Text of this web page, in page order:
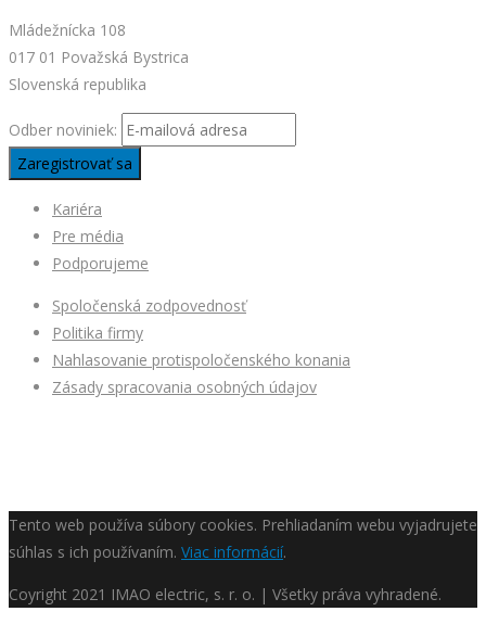
Mládežnícka 108
017 01 Považská Bystrica
Slovenská republika
Odber noviniek:
Kariéra
Pre média
Podporujeme
Spoločenská zodpovednosť
Politika firmy
Nahlasovanie protispoločenského konania
Zásady spracovania osobných údajov
Tento web používa súbory cookies. Prehliadaním webu vyjadrujete
súhlas s ich používaním. Viac informácií.
Coyright 2021 IMAO electric, s. r. o. | Všetky práva vyhradené.